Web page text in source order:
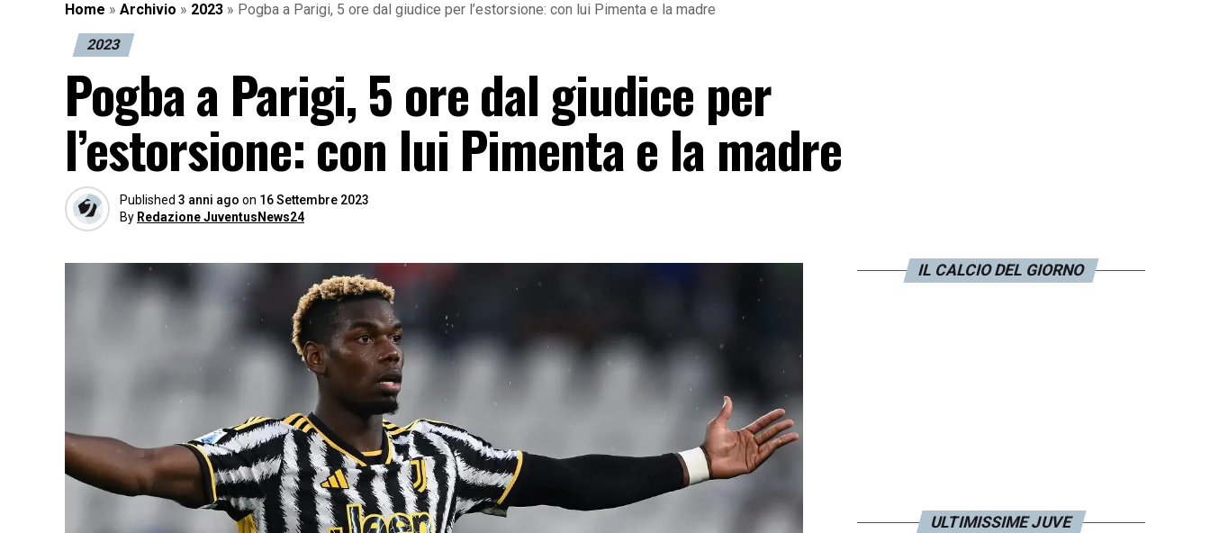
Home » Archivio » 2023 » Pogba a Parigi, 5 ore dal giudice per l’estorsione: con lui Pimenta e la madre
2023
Pogba a Parigi, 5 ore dal giudice per
l’estorsione: con lui Pimenta e la madre
Published 3 anni ago on 16 Settembre 2023
By Redazione JuventusNews24
IL CALCIO DEL GIORNO
ULTIMISSIME JUVE